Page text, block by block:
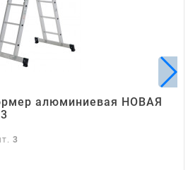
алюминиевая НОВАЯ
3